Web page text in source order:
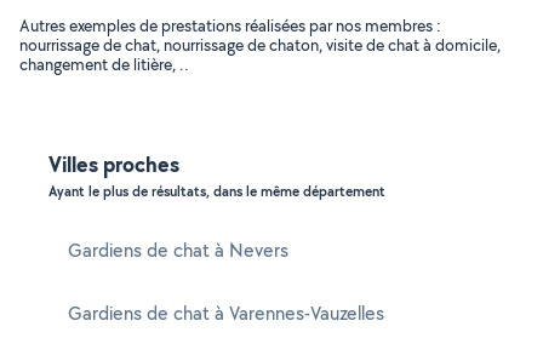
Autres exemples de prestations réalisées par nos membres :
nourrissage de chat, nourrissage de chaton, visite de chat à domicile,
changement de litière, ..
Villes proches
Ayant le plus de résultats, dans le même département
Gardiens de chat à Nevers
Gardiens de chat à Varennes-Vauzelles